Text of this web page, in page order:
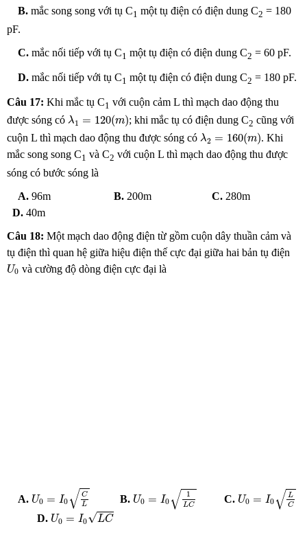
B. mắc song song với tụ C1 một tụ điện có điện dung C2 = 180
pF.
C. mắc nối tiếp với tụ C1 một tụ điện có điện dung C2 = 60 pF.
D. mắc nối tiếp với tụ C1 một tụ điện có điện dung C2 = 180 pF.
Câu 17: Khi mắc tụ C1 với cuộn cảm L thì mạch dao động thu
được sóng có λ1 = 120(m)
λ 120(m) ; khi mắc tụ có điện dung C2 cũng với
cuộn L thì mạch dao động thu được sóng có λ2 = 160(m)
λ 160(m)
. Khi
mắc song song C1 và C2 với cuộn L thì mạch dao động thu được
sóng có bước sóng là
A. 96m B. 200m C. 280m
D. 40m
Câu 18: Một mạch dao động điện từ gồm cuộn dây thuần cảm và
tụ điện thì quan hệ giữa hiệu điện thế cực đại giữa hai bản tụ điện
U0
U0 và cường độ dòng điện cực đại là
A. U0 = I0 √ C
L
B. U0 = I0 √ 1
LC
C
C. U0 = I0 √ L
C
D. U0 = I0√LC
U0 I0 L